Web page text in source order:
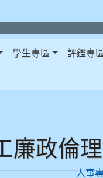
學生專區 評鑑專區
政倫理
人事